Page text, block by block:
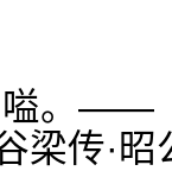
。——
传·昭